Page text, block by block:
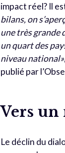
impact réel? Il
bilans, on
une très grande
un quart des
niveau national»
publié par
Vers un
Le déclin du